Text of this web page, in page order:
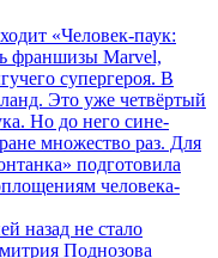
«Человек-паук:
франшизы Marvel,
супергероя. В
Это уже четвёртый
Но до него сине-
множество раз. Для
подготовила
человека-
назад не стало
Поднозова